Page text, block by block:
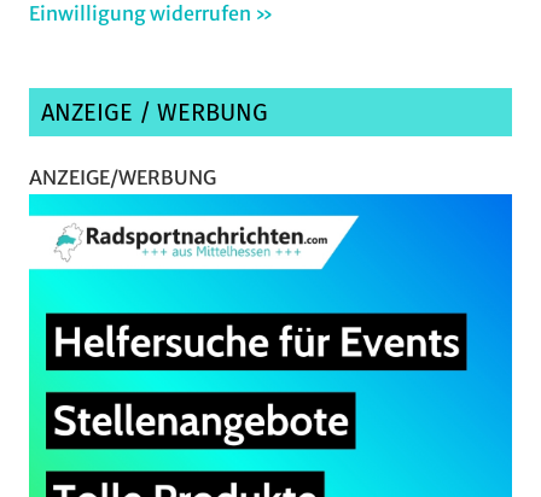
Einwilligung widerrufen »
ANZEIGE / WERBUNG
ANZEIGE/WERBUNG